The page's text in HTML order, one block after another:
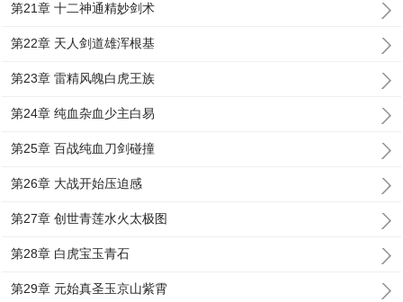
第21章 十二神通精妙剑术
第22章 天人剑道雄浑根基
第23章 雷精风魄白虎王族
第24章 纯血杂血少主白易
第25章 百战纯血刀剑碰撞
第26章 大战开始压迫感
第27章 创世青莲水火太极图
第28章 白虎宝玉青石
第29章 元始真圣玉京山紫霄